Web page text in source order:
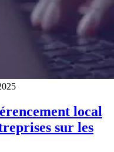
local
sur les